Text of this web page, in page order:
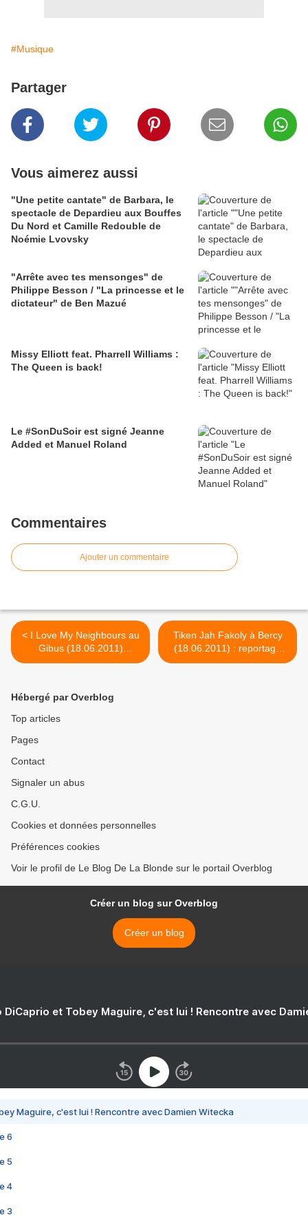
#Musique
Partager
Vous aimerez aussi
"Une petite cantate" de Barbara, le
spectacle de Depardieu aux Bouffes
Du Nord et Camille Redouble de
Noémie Lvovsky
"Arrête avec tes mensonges" de
Philippe Besson / "La princesse et le
dictateur" de Ben Mazué
Missy Elliott feat. Pharrell Williams :
The Queen is back!
Le #SonDuSoir est signé Jeanne
Added et Manuel Roland
Commentaires
Ajouter un commentaire
< I Love My Neighbours au
Gibus (18.06.2011)
(Photos)
Tiken Jah Fakoly à Bercy
(18.06.2011) : reportage
photo >
Hébergé par Overblog
Top articles
Pages
Contact
Signaler un abus
C.G.U.
Cookies et données personnelles
Préférences cookies
Voir le profil de Le Blog De La Blonde sur le portail Overblog
Créer un blog sur Overblog
Créer un blog
DiCaprio et Tobey Maguire, c'est lui ! Rencontre avec
Maguire, c'est lui ! Rencontre avec Damien Witecka
6
5
4
3